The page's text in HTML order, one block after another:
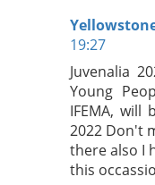
19:27
Juvenalia
Young
IFEMA,
2022 Don't
there also I
this